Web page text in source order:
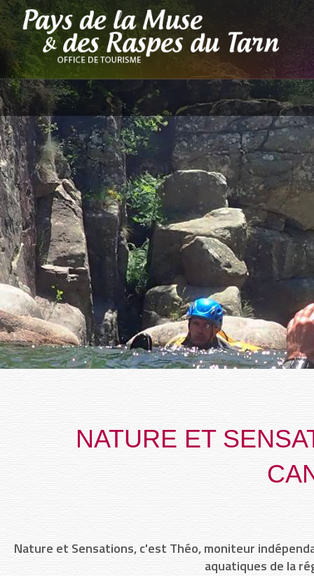
NATURE ET
Nature et Sensations, c'est Théo, moniteur
aquatiques de la